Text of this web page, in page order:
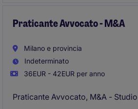
Praticante Avvocato - M&A
Milano e provincia
Indeterminato
36EUR - 42EUR per anno
Praticante Avvocato, M&A -